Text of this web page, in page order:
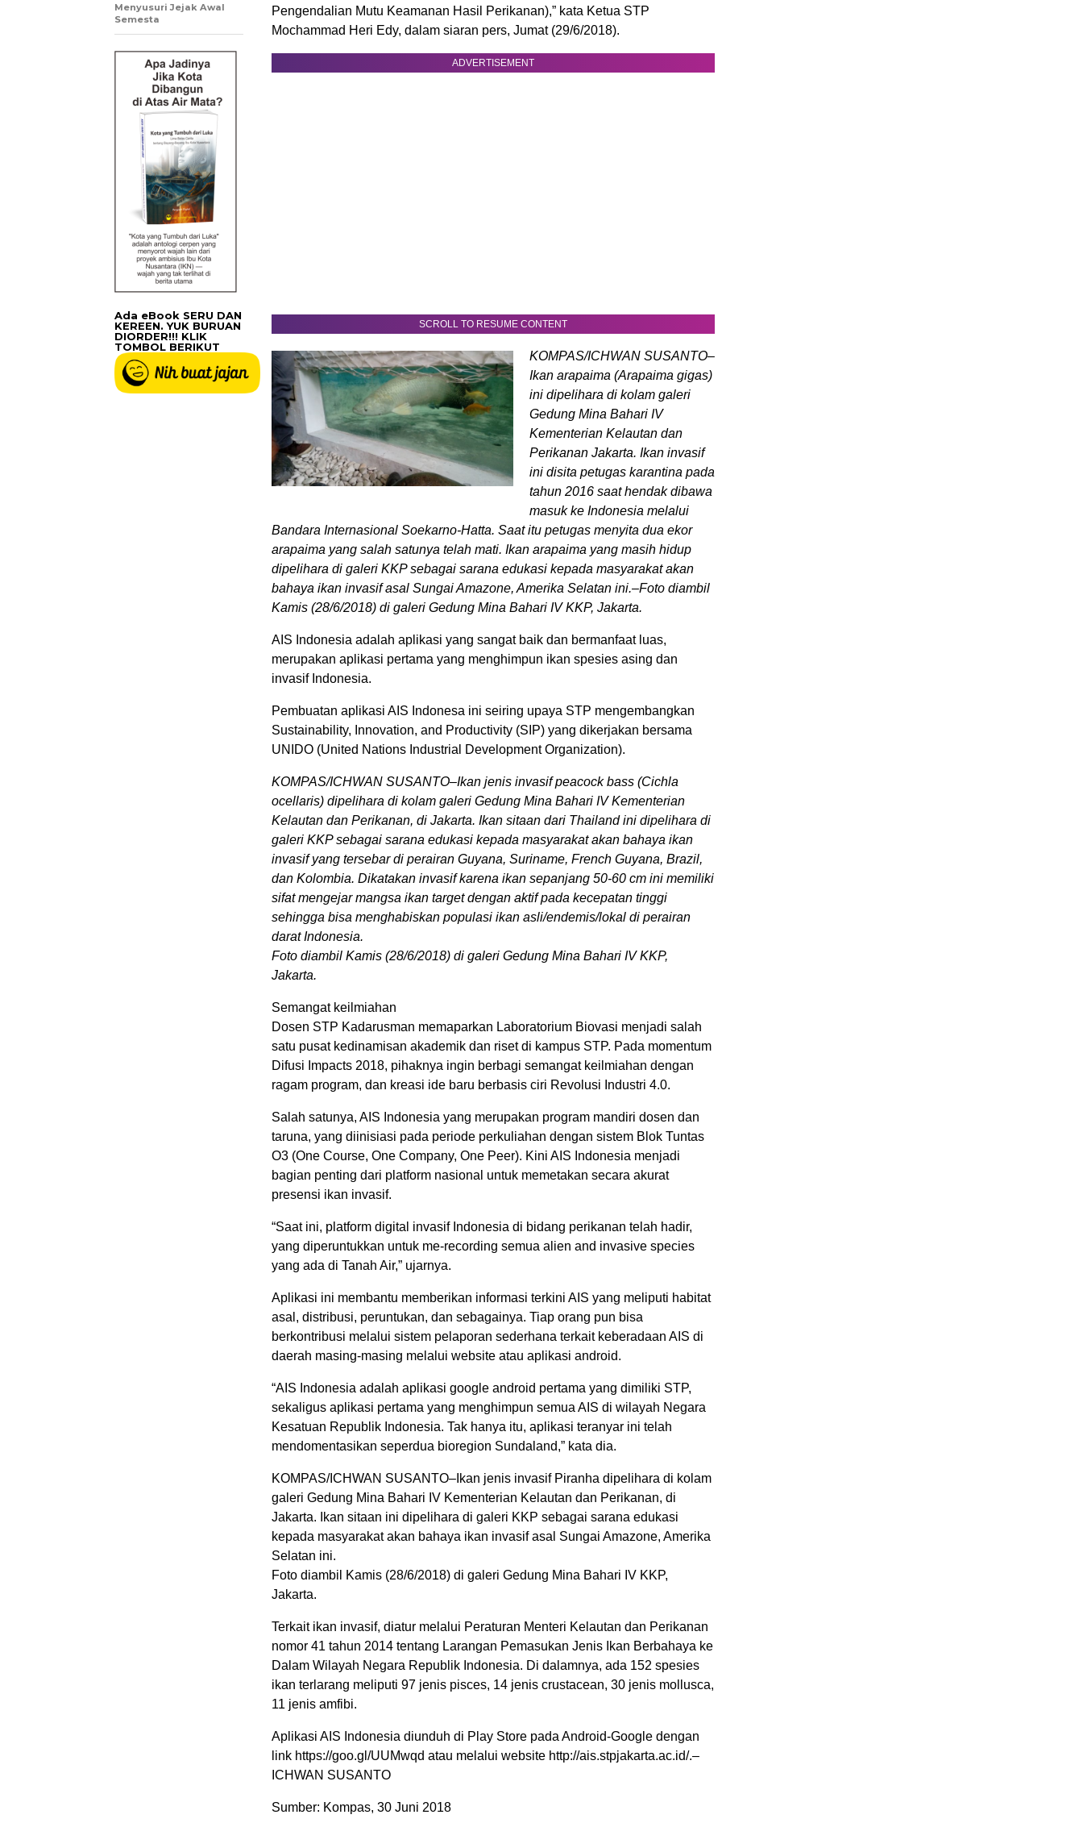
Pengendalian Mutu Keamanan Hasil Perikanan),” kata Ketua STP
Mochammad Heri Edy, dalam siaran pers, Jumat (29/6/2018).
ADVERTISEMENT
SCROLL TO RESUME CONTENT
KOMPAS/ICHWAN SUSANTO–
Ikan arapaima (Arapaima gigas)
ini dipelihara di kolam galeri
Gedung Mina Bahari IV
Kementerian Kelautan dan
Perikanan Jakarta. Ikan invasif
ini disita petugas karantina pada
tahun 2016 saat hendak dibawa
masuk ke Indonesia melalui
Bandara Internasional Soekarno-Hatta. Saat itu petugas menyita dua ekor
arapaima yang salah satunya telah mati. Ikan arapaima yang masih hidup
dipelihara di galeri KKP sebagai sarana edukasi kepada masyarakat akan
bahaya ikan invasif asal Sungai Amazone, Amerika Selatan ini.–Foto diambil
Kamis (28/6/2018) di galeri Gedung Mina Bahari IV KKP, Jakarta.
AIS Indonesia adalah aplikasi yang sangat baik dan bermanfaat luas,
merupakan aplikasi pertama yang menghimpun ikan spesies asing dan
invasif Indonesia.
Pembuatan aplikasi AIS Indonesa ini seiring upaya STP mengembangkan
Sustainability, Innovation, and Productivity (SIP) yang dikerjakan bersama
UNIDO (United Nations Industrial Development Organization).
KOMPAS/ICHWAN SUSANTO–Ikan jenis invasif peacock bass (Cichla
ocellaris) dipelihara di kolam galeri Gedung Mina Bahari IV Kementerian
Kelautan dan Perikanan, di Jakarta. Ikan sitaan dari Thailand ini dipelihara di
galeri KKP sebagai sarana edukasi kepada masyarakat akan bahaya ikan
invasif yang tersebar di perairan Guyana, Suriname, French Guyana, Brazil,
dan Kolombia. Dikatakan invasif karena ikan sepanjang 50-60 cm ini memiliki
sifat mengejar mangsa ikan target dengan aktif pada kecepatan tinggi
sehingga bisa menghabiskan populasi ikan asli/endemis/lokal di perairan
darat Indonesia.
Foto diambil Kamis (28/6/2018) di galeri Gedung Mina Bahari IV KKP,
Jakarta.
Semangat keilmiahan
Dosen STP Kadarusman memaparkan Laboratorium Biovasi menjadi salah
satu pusat kedinamisan akademik dan riset di kampus STP. Pada momentum
Difusi Impacts 2018, pihaknya ingin berbagi semangat keilmiahan dengan
ragam program, dan kreasi ide baru berbasis ciri Revolusi Industri 4.0.
Salah satunya, AIS Indonesia yang merupakan program mandiri dosen dan
taruna, yang diinisiasi pada periode perkuliahan dengan sistem Blok Tuntas
O3 (One Course, One Company, One Peer). Kini AIS Indonesia menjadi
bagian penting dari platform nasional untuk memetakan secara akurat
presensi ikan invasif.
“Saat ini, platform digital invasif Indonesia di bidang perikanan telah hadir,
yang diperuntukkan untuk me-recording semua alien and invasive species
yang ada di Tanah Air,” ujarnya.
Aplikasi ini membantu memberikan informasi terkini AIS yang meliputi habitat
asal, distribusi, peruntukan, dan sebagainya. Tiap orang pun bisa
berkontribusi melalui sistem pelaporan sederhana terkait keberadaan AIS di
daerah masing-masing melalui website atau aplikasi android.
“AIS Indonesia adalah aplikasi google android pertama yang dimiliki STP,
sekaligus aplikasi pertama yang menghimpun semua AIS di wilayah Negara
Kesatuan Republik Indonesia. Tak hanya itu, aplikasi teranyar ini telah
mendomentasikan seperdua bioregion Sundaland,” kata dia.
KOMPAS/ICHWAN SUSANTO–Ikan jenis invasif Piranha dipelihara di kolam
galeri Gedung Mina Bahari IV Kementerian Kelautan dan Perikanan, di
Jakarta. Ikan sitaan ini dipelihara di galeri KKP sebagai sarana edukasi
kepada masyarakat akan bahaya ikan invasif asal Sungai Amazone, Amerika
Selatan ini.
Foto diambil Kamis (28/6/2018) di galeri Gedung Mina Bahari IV KKP,
Jakarta.
Terkait ikan invasif, diatur melalui Peraturan Menteri Kelautan dan Perikanan
nomor 41 tahun 2014 tentang Larangan Pemasukan Jenis Ikan Berbahaya ke
Dalam Wilayah Negara Republik Indonesia. Di dalamnya, ada 152 spesies
ikan terlarang meliputi 97 jenis pisces, 14 jenis crustacean, 30 jenis mollusca,
11 jenis amfibi.
Aplikasi AIS Indonesia diunduh di Play Store pada Android-Google dengan
link https://goo.gl/UUMwqd atau melalui website http://ais.stpjakarta.ac.id/.–
ICHWAN SUSANTO
Sumber: Kompas, 30 Juni 2018
Menyusuri Jejak Awal
Semesta
Ada eBook SERU DAN
KEREEN. YUK BURUAN
DIORDER!!! KLIK
TOMBOL BERIKUT